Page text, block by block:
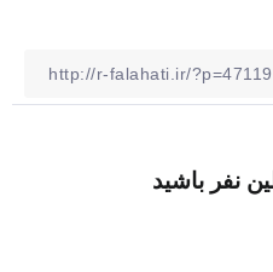
نفر باشید